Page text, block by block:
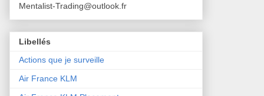
Mentalist-Trading@outlook.fr
Libellés
Actions que je surveille
Air France KLM